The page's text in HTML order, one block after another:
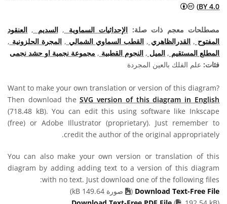
BY 4.0)
المشاع الإبداعي نَسب المُصنَّف 4.0 دولي (CC BY 4.0) أيقونات
مصطلحات معجم ذات صلة: الإحداثيات السماوية ,السديم , العنقود
المفتوح , القدرالظاهري , القطب السماوي الشمالي , المجرة الحلزونية ,
المطلع المستقيم , الميل , النجوم القطبية , مجموعة نجمية او حشد نجمى
فئات: علم الفلك بالعين المجردة
Want to make your own translation or version of this diagram?
Then download theSVG version of this diagram in English
(718.48 kB). You can edit this using software like Inkscape
(free) or Adobe Illustrator (proprietary). Just remember to
credit the author of the original appropriately.
You can also make your own version or translation of this
diagram by adding adding text to a version of this diagram
with no text. Just download one of the following files:
Download Text-Free File
(
صورة 149.64 kB)
PDF file